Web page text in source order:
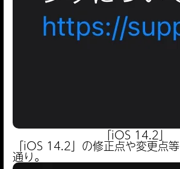
「iOS 14.2」
「iOS 14.2」の修正点や変更点
通り。